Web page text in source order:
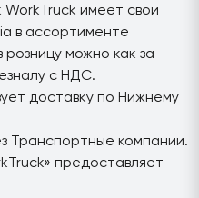
WorkTruck имеет свои
в ассортименте
можно как за
с НДС.
доставку по Нижнему
Транспортные компании.
предоставляет